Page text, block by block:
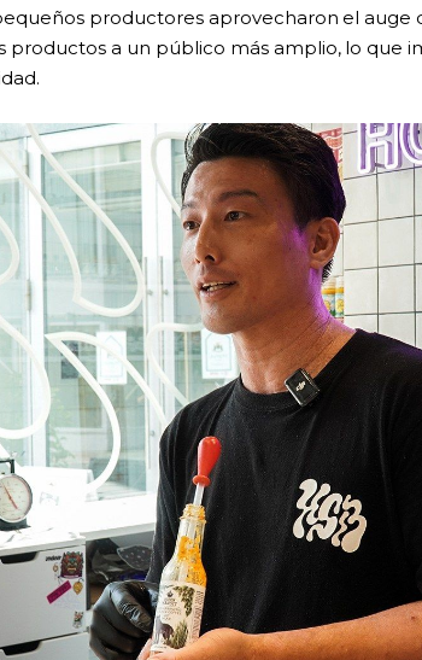
productores aprovecharon el auge
productos a un público más amplio, lo que